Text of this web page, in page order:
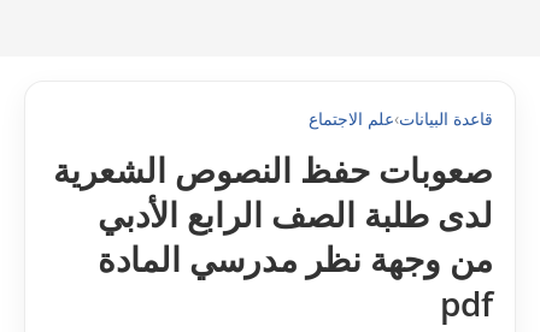
قاعدة البيانات›علم الاجتماع
صعوبات حفظ النصوص الشعرية
لدى طلبة الصف الرابع الأدبي
من وجهة نظر مدرسي المادة
pdf